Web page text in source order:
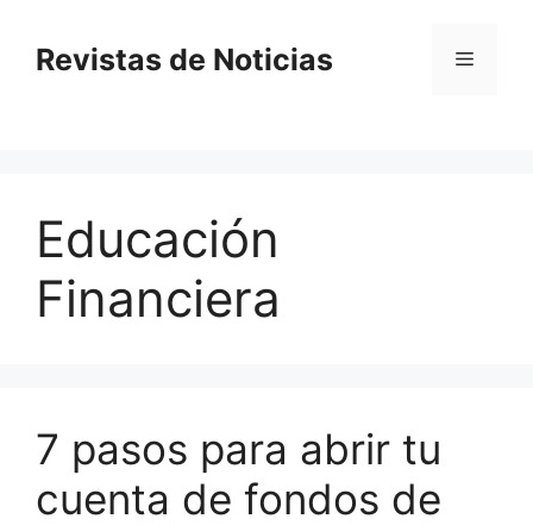
contenido
Revistas de Noticias Menú
Educación
Financiera
7 pasos para abrir tu
cuenta de fondos de